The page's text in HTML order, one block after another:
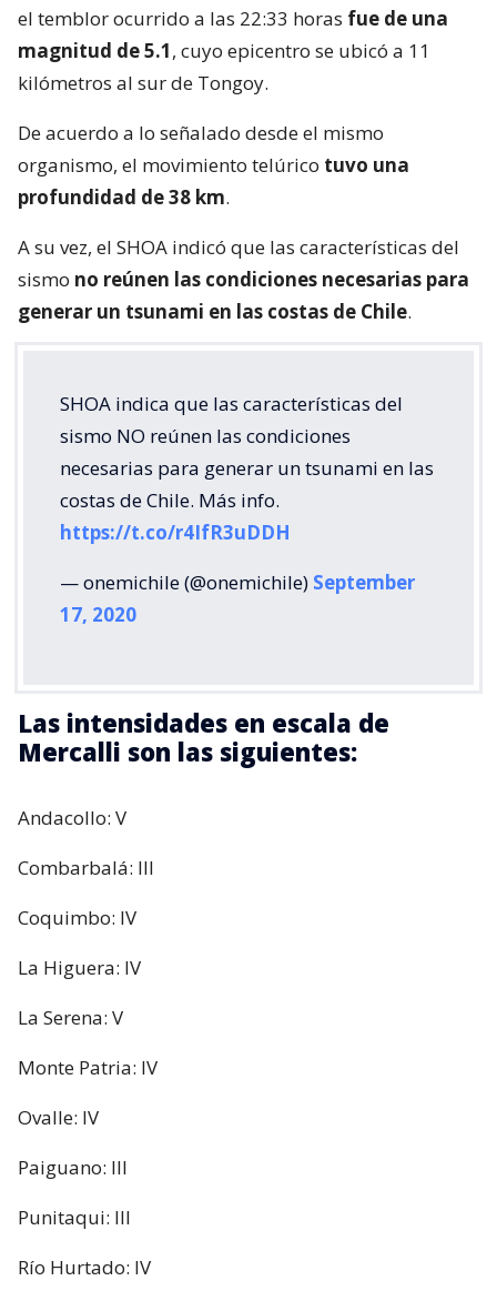
el temblor ocurrido a las 22:33 horas fue de una
magnitud de 5.1, cuyo epicentro se ubicó a 11
kilómetros al sur de Tongoy.
De acuerdo a lo señalado desde el mismo
organismo, el movimiento telúrico tuvo una
profundidad de 38 km.
A su vez, el SHOA indicó que las características del
sismo no reúnen las condiciones necesarias para
generar un tsunami en las costas de Chile.
SHOA indica que las características del
sismo NO reúnen las condiciones
necesarias para generar un tsunami en las
costas de Chile. Más info.
https://t.co/r4IfR3uDDH
— onemichile (@onemichile) September
17, 2020
Las intensidades en escala de
Mercalli son las siguientes:
Andacollo: V
Combarbalá: III
Coquimbo: IV
La Higuera: IV
La Serena: V
Monte Patria: IV
Ovalle: IV
Paiguano: III
Punitaqui: III
Rí­o Hurtado: IV